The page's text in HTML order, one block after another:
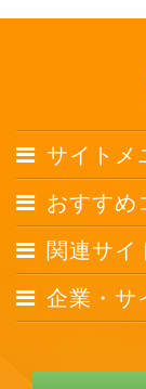
サイトメ
おすすめ
関連サイ
企業・サ